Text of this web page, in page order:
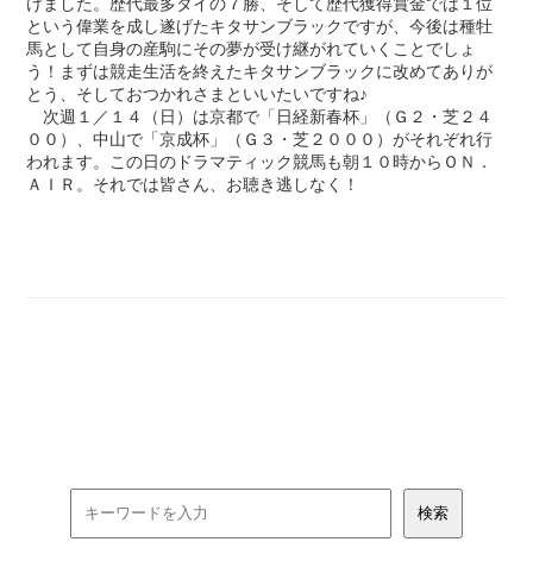
という偉業を成し遂げたキタサンブラックですが、今後は種牡
馬として自身の産駒にその夢が受け継がれていくことでしょ
う！まずは競走生活を終えたキタサンブラックに改めてありが
とう、そしておつかれさまといいたいですね♪
次週１／１４（日）は京都で「日経新春杯」（Ｇ２・芝２４
００）、中山で「京成杯」（Ｇ３・芝２０００）がそれぞれ行
われます。この日のドラマティック競馬も朝１０時からＯＮ．
ＡＩＲ。それでは皆さん、お聴き逃しなく！